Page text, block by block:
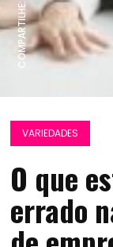
COMPARTILHE:
VARIEDADES
O que
errado